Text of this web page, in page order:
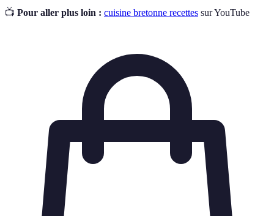
📺 Pour aller plus loin : cuisine bretonne recettes sur YouTube